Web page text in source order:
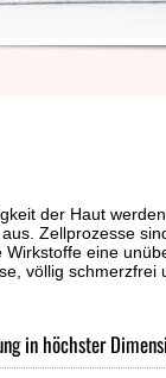
der Haut
Zellprozesse
eine
völlig
in höchster